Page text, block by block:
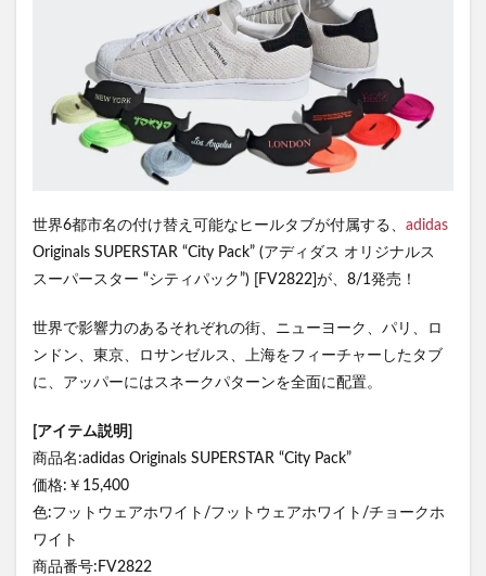
世界6都市名の付け替え可能なヒールタブが付属する、 adidas
Originals SUPERSTAR “City Pack” (アディダス オリジナルス
スーパースター “シティパック”) [FV2822]が、8/1発売！
世界で影響力のあるそれぞれの街、ニューヨーク、パリ、ロ
ンドン、東京、ロサンゼルス、上海をフィーチャーしたタブ
に、アッパーにはスネークパターンを全面に配置。
[アイテム説明]
商品名:adidas Originals SUPERSTAR “City Pack”
価格:￥15,400
色:フットウェアホワイト/フットウェアホワイト/チョークホ
ワイト
商品番号:FV2822